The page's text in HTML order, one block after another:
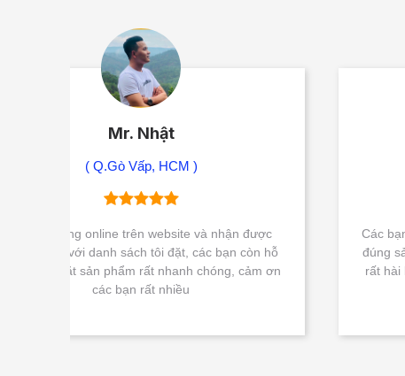
nhận được
bạn còn hỗ
cảm ơn
Các bạn tư vấn rất tận tâm với khách
đúng sản phẩm đáp ứng nhu cầu sử dụng
rất hài lòng với các bạn. Cảm ơn Nguyễn